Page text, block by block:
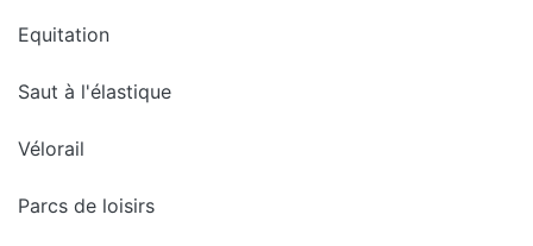
Equitation
Saut à l'élastique
Vélorail
Parcs de loisirs